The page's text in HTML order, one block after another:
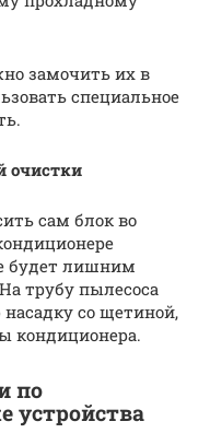
замочить их в
специальное
очистки
сам блок во
будет лишним
трубу пылесоса
со щетиной,
кондиционера.
по
устройства